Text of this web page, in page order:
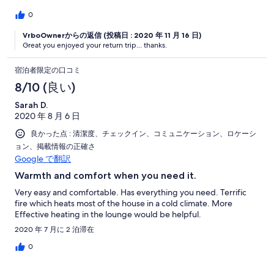
0
VrboOwnerからの返信 (投稿日 : 2020 年 11 月 16 日)
Great you enjoyed your return trip... thanks.
宿泊者限定の口コミ
8/10 (良い)
Sarah D.
2020 年 8 月 6 日
良かった点 : 清潔度、チェックイン、コミュニケーション、ロケーシ
ョン、掲載情報の正確さ
Google で翻訳
Warmth and comfort when you need it.
Very easy and comfortable. Has everything you need. Terrific
fire which heats most of the house in a cold climate. More
Effective heating in the lounge would be helpful.
2020 年 7 月に 2 泊滞在
0